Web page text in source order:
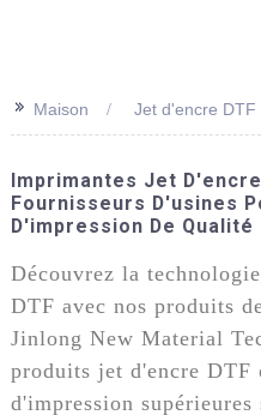
>> Maison Jet d'encre DTF
Imprimantes Jet
Fournisseurs D'usines
D'impression De Qualité
Découvrez la
DTF avec nos produits
Jinlong New Material
produits jet d'encre DTF
d'impression